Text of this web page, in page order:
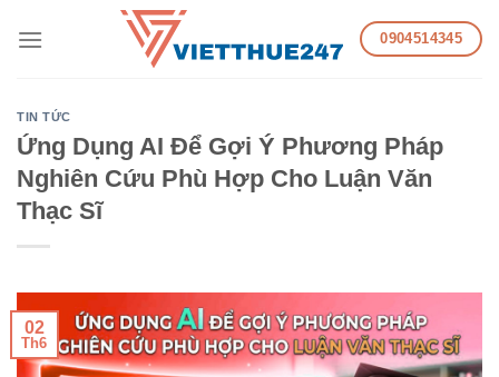
0904514345
TIN TỨC
Ứng Dụng AI Để Gợi Ý Phương Pháp
Nghiên Cứu Phù Hợp Cho Luận Văn
Thạc Sĩ
02
Th6